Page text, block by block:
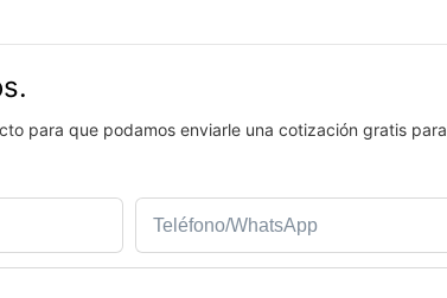
para que podamos enviarle una cotización gratis para
Teléfono/WhatsApp